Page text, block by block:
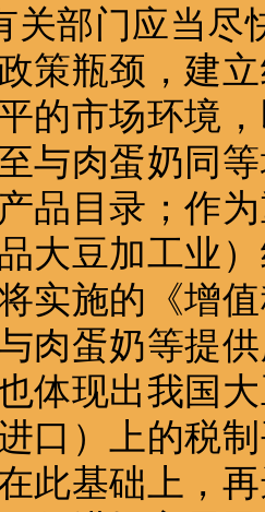
关部门应当尽
策瓶颈，建
的市场环境
与肉蛋奶同
品目录；作
大豆加工业
实施的《增
肉蛋奶等提
体现出我国
口）上的税
此基础上，